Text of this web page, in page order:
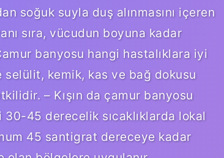
soğuk suyla duş alınmasını içeren
sıra, vücudun boyuna kadar
banyosu hangi hastalıklara iyi
selülit, kemik, kas ve bağ dokusu
– Kışın da çamur banyosu
30-45 derecelik sıcaklıklarda lokal
45 santigrat dereceye kadar